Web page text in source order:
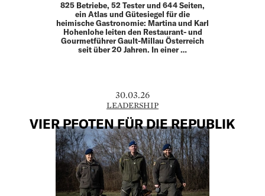
825 Betriebe, 52 Tester und 644 Seiten,
ein Atlas und Gütesiegel für die
heimische Gastronomie: Martina und Karl
Hohenlohe leiten den Restaurant- und
Gourmet­führer Gault-Millau Österreich
seit über 20 Jahren. In einer …
30.03.26
LEADERSHIP
VIER PFOTEN FÜR DIE REPUBLIK